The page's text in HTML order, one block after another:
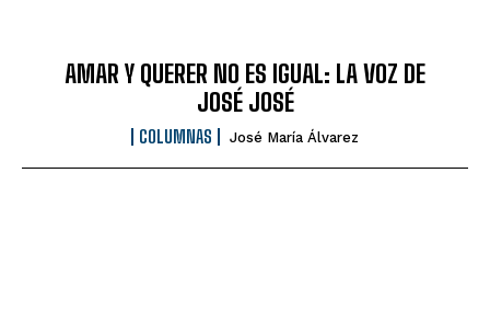
AMAR Y QUERER NO ES IGUAL: LA VOZ DE
JOSÉ JOSÉ
COLUMNAS José María Álvarez